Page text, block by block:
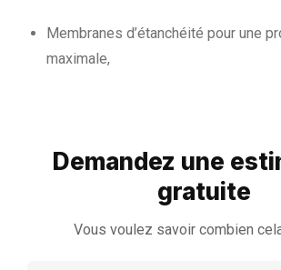
Membranes d’étanchéité pour une
maximale,
Demandez une
gratuite
Vous voulez savoir combien